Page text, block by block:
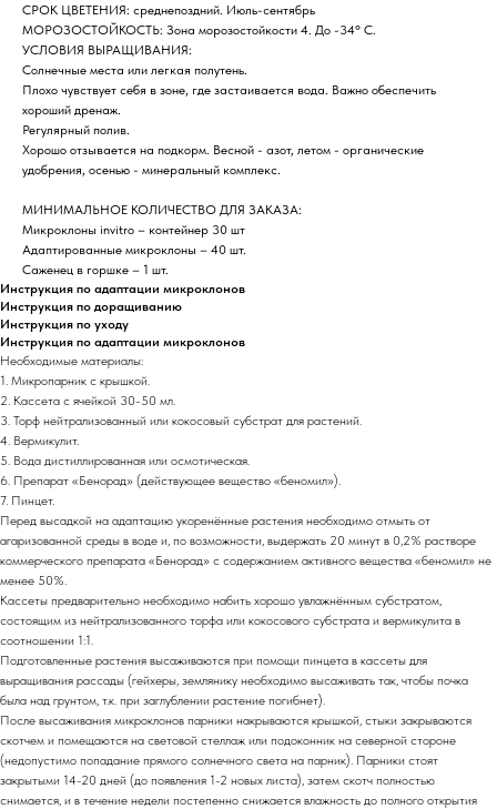
СРОК ЦВЕТЕНИЯ: среднепоздний. Июль-сентябрь
МОРОЗОСТОЙКОСТЬ: Зона морозостойкости 4. До -34° C.
УСЛОВИЯ ВЫРАЩИВАНИЯ:
Солнечные места или легкая полутень.
Плохо чувствует себя в зоне, где застаивается вода. Важно обеспечить
хороший дренаж.
Регулярный полив.
Хорошо отзывается на подкорм. Весной - азот, летом - органические
удобрения, осенью - минеральный комплекс.
МИНИМАЛЬНОЕ КОЛИЧЕСТВО ДЛЯ ЗАКАЗА:
Микроклоны invitro – контейнер 30 шт
Адаптированные микроклоны – 40 шт.
Саженец в горшке – 1 шт.
Инструкция по адаптации микроклонов
Инструкция по доращиванию
Инструкция по уходу
Инструкция по адаптации микроклонов
Необходимые материалы:
1. Микропарник с крышкой.
2. Кассета с ячейкой 30-50 мл.
3. Торф нейтрализованный или кокосовый субстрат для растений.
4. Вермикулит.
5. Вода дистиллированная или осмотическая.
6. Препарат «Бенорад» (действующее вещество «беномил»).
7. Пинцет.
Перед высадкой на адаптацию укоренённые растения необходимо отмыть от
агаризованной среды в воде и, по возможности, выдержать 20 минут в 0,2% растворе
коммерческого препарата «Бенорад» с содержанием активного вещества «беномил» не
менее 50%.
Кассеты предварительно необходимо набить хорошо увлажнённым субстратом,
состоящим из нейтрализованного торфа или кокосового субстрата и вермикулита в
соотношении 1:1.
Подготовленные растения высаживаются при помощи пинцета в кассеты для
выращивания рассады (гейхеры, землянику необходимо высаживать так, чтобы почка
была над грунтом, т.к. при заглублении растение погибнет).
После высаживания микроклонов парники накрываются крышкой, стыки закрываются
скотчем и помещаются на световой стеллаж или подоконник на северной стороне
(недопустимо попадание прямого солнечного света на парник). Парники стоят
закрытыми 14-20 дней (до появления 1-2 новых листа), затем скотч полностью
снимается, и в течение недели постепенно снижается влажность до полного открытия